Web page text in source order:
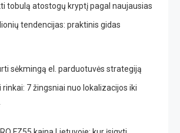
tobulą atostogų kryptį pagal naujausias
tendencijas: praktinis gidas
sėkmingą el. parduotuvės strategiją
7 žingsniai nuo lokalizacijos iki